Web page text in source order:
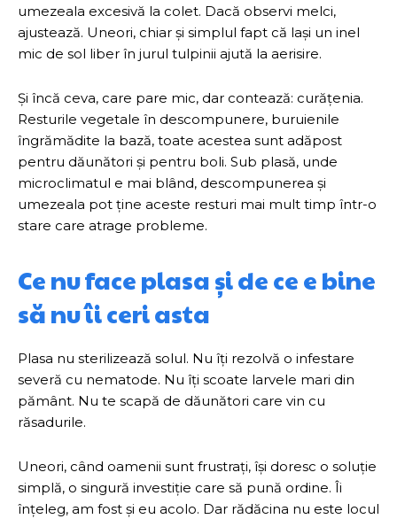
umezeala excesivă la colet. Dacă observi melci,
ajustează. Uneori, chiar și simplul fapt că lași un inel
mic de sol liber în jurul tulpinii ajută la aerisire.
Și încă ceva, care pare mic, dar contează: curățenia.
Resturile vegetale în descompunere, buruienile
îngrămădite la bază, toate acestea sunt adăpost
pentru dăunători și pentru boli. Sub plasă, unde
microclimatul e mai blând, descompunerea și
umezeala pot ține aceste resturi mai mult timp într-o
stare care atrage probleme.
Ce nu face plasa și de ce e bine
să nu îi ceri asta
Plasa nu sterilizează solul. Nu îți rezolvă o infestare
severă cu nematode. Nu îți scoate larvele mari din
pământ. Nu te scapă de dăunători care vin cu
răsadurile.
Uneori, când oamenii sunt frustrați, își doresc o soluție
simplă, o singură investiție care să pună ordine. Îi
înțeleg, am fost și eu acolo. Dar rădăcina nu este locul